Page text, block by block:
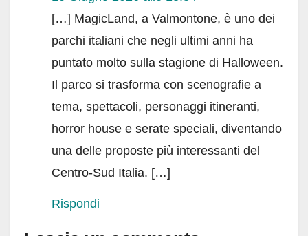
[…] MagicLand, a Valmontone, è uno dei
parchi italiani che negli ultimi anni ha
puntato molto sulla stagione di Halloween.
Il parco si trasforma con scenografie a
tema, spettacoli, personaggi itineranti,
horror house e serate speciali, diventando
una delle proposte più interessanti del
Centro-Sud Italia. […]
Rispondi